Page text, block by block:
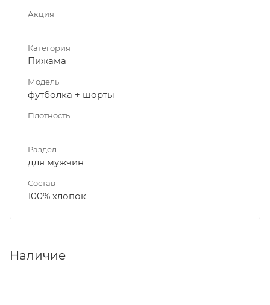
Акция
Категория
Пижама
Модель
футболка + шорты
Плотность
Раздел
для мужчин
Состав
100% хлопок
Наличие